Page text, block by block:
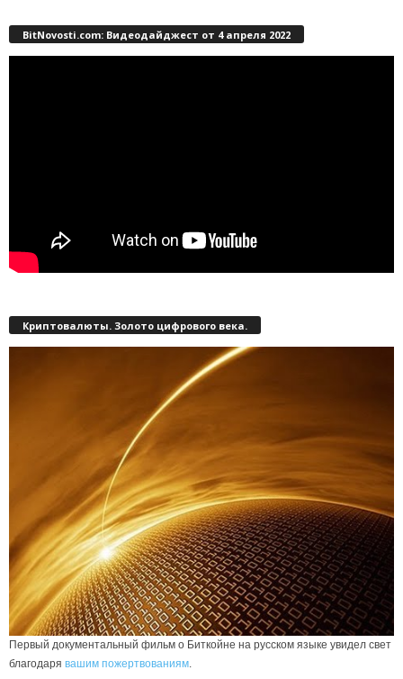
BitNovosti.com: Видеодайджест от 4 апреля 2022
Криптовалюты. Золото цифрового века.
Первый документальный фильм о Биткойне на русском языке увидел свет
благодаря вашим пожертвованиям